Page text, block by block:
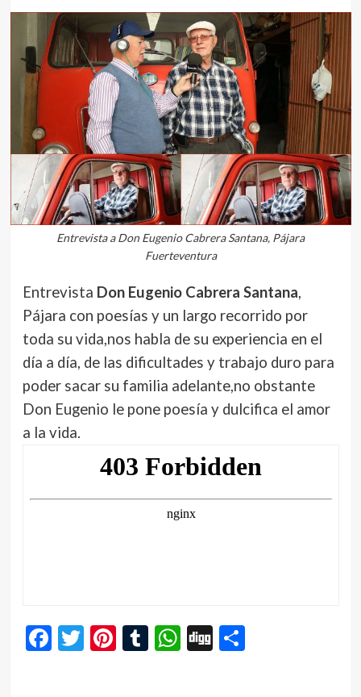
Entrevista a Don Eugenio Cabrera Santana, Pájara
Fuerteventura
Entrevista Don Eugenio Cabrera Santana,
Pájara con poesías y un largo recorrido por
toda su vida,nos habla de su experiencia en el
día a día, de las dificultades y trabajo duro para
poder sacar su familia adelante,no obstante
Don Eugenio le pone poesía y dulcifica el amor
a la vida.
Facebook
Twitter
Pinterest
Tumblr
WhatsApp
DiggCompartir